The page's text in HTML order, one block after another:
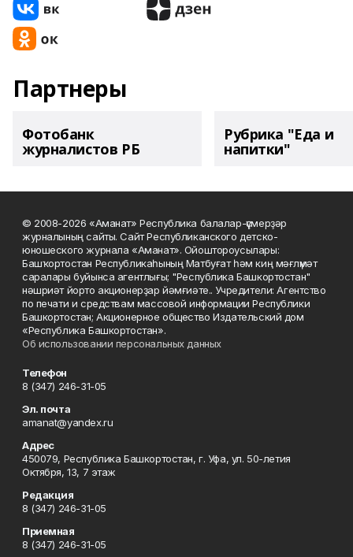
Партнеры
Фотобанк
журналистов РБ
Рубрика "Еда и
напитки"
© 2008-2026 «Аманат» Республика балалар-үҫмерҙәр
журналының сайты. Сайт Республиканского детско-
юношеского журнала «Аманат». Ойоштороусылары:
Башҡортостан Республикаһының Матбуғат һәм киң мәғлүмәт
саралары буйынса агентлығы; "Республика Башкортостан"
нәшриәт йорто акционерҙар йәмғиәте.. Учредители: Агентство
по печати и средствам массовой информации Республики
Башкортостан; Акционерное общество Издательский дом
«Республика Башкортостан».
Об использовании персональных данных
Телефон
8 (347) 246-31-05
Эл. почта
amanat@yandex.ru
Адрес
450079, Республика Башкортостан, г. Уфа, ул. 50-летия
Октября, 13, 7 этаж
Редакция
8 (347) 246-31-05
Приемная
8 (347) 246-31-05